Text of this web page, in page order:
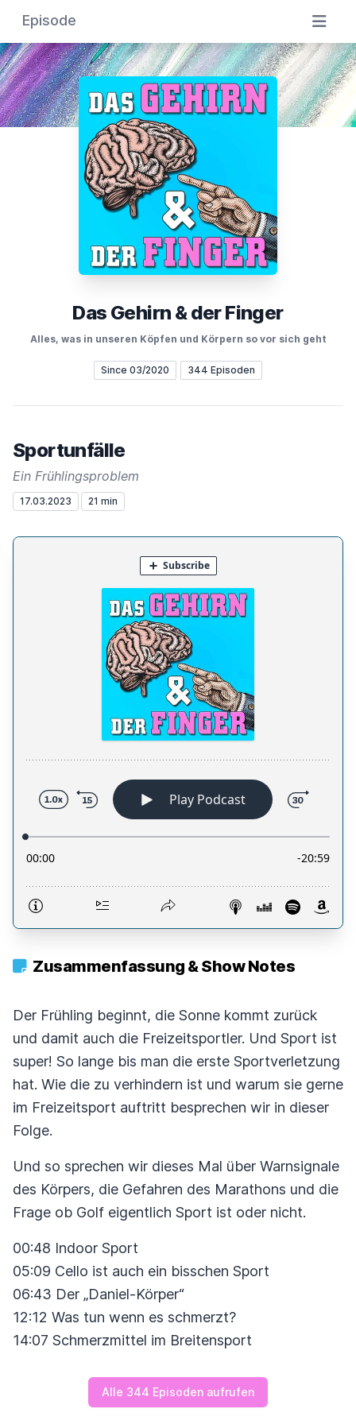
Episode
Das Gehirn & der Finger
Alles, was in unseren Köpfen und Körpern so vor sich geht
Since 03/2020 344 Episoden
Sportunfälle
Ein Frühlingsproblem
17.03.2023 21 min
Zusammenfassung & Show Notes
Der Frühling beginnt, die Sonne kommt zurück
und damit auch die Freizeitsportler. Und Sport ist
super! So lange bis man die erste Sportverletzung
hat. Wie die zu verhindern ist und warum sie gerne
im Freizeitsport auftritt besprechen wir in dieser
Folge.
Und so sprechen wir dieses Mal über Warnsignale
des Körpers, die Gefahren des Marathons und die
Frage ob Golf eigentlich Sport ist oder nicht.
00:48 Indoor Sport
05:09 Cello ist auch ein bisschen Sport
06:43 Der „Daniel-Körper“
12:12 Was tun wenn es schmerzt?
14:07 Schmerzmittel im Breitensport
Alle 344 Episoden aufrufen